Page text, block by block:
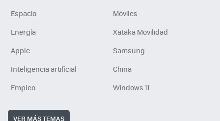
Espacio
Móviles
Energía
Xataka Movilidad
Apple
Samsung
Inteligencia artificial
China
Empleo
Windows 11
VER MÁS TEMAS